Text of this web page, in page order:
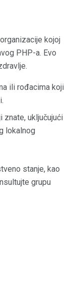
kojoj
PHP-a. Evo
ili rođacima koji
znate, uključujući
lokalnog
stanje, kao
grupu